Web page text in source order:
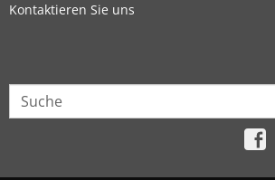
Kontaktieren Sie uns